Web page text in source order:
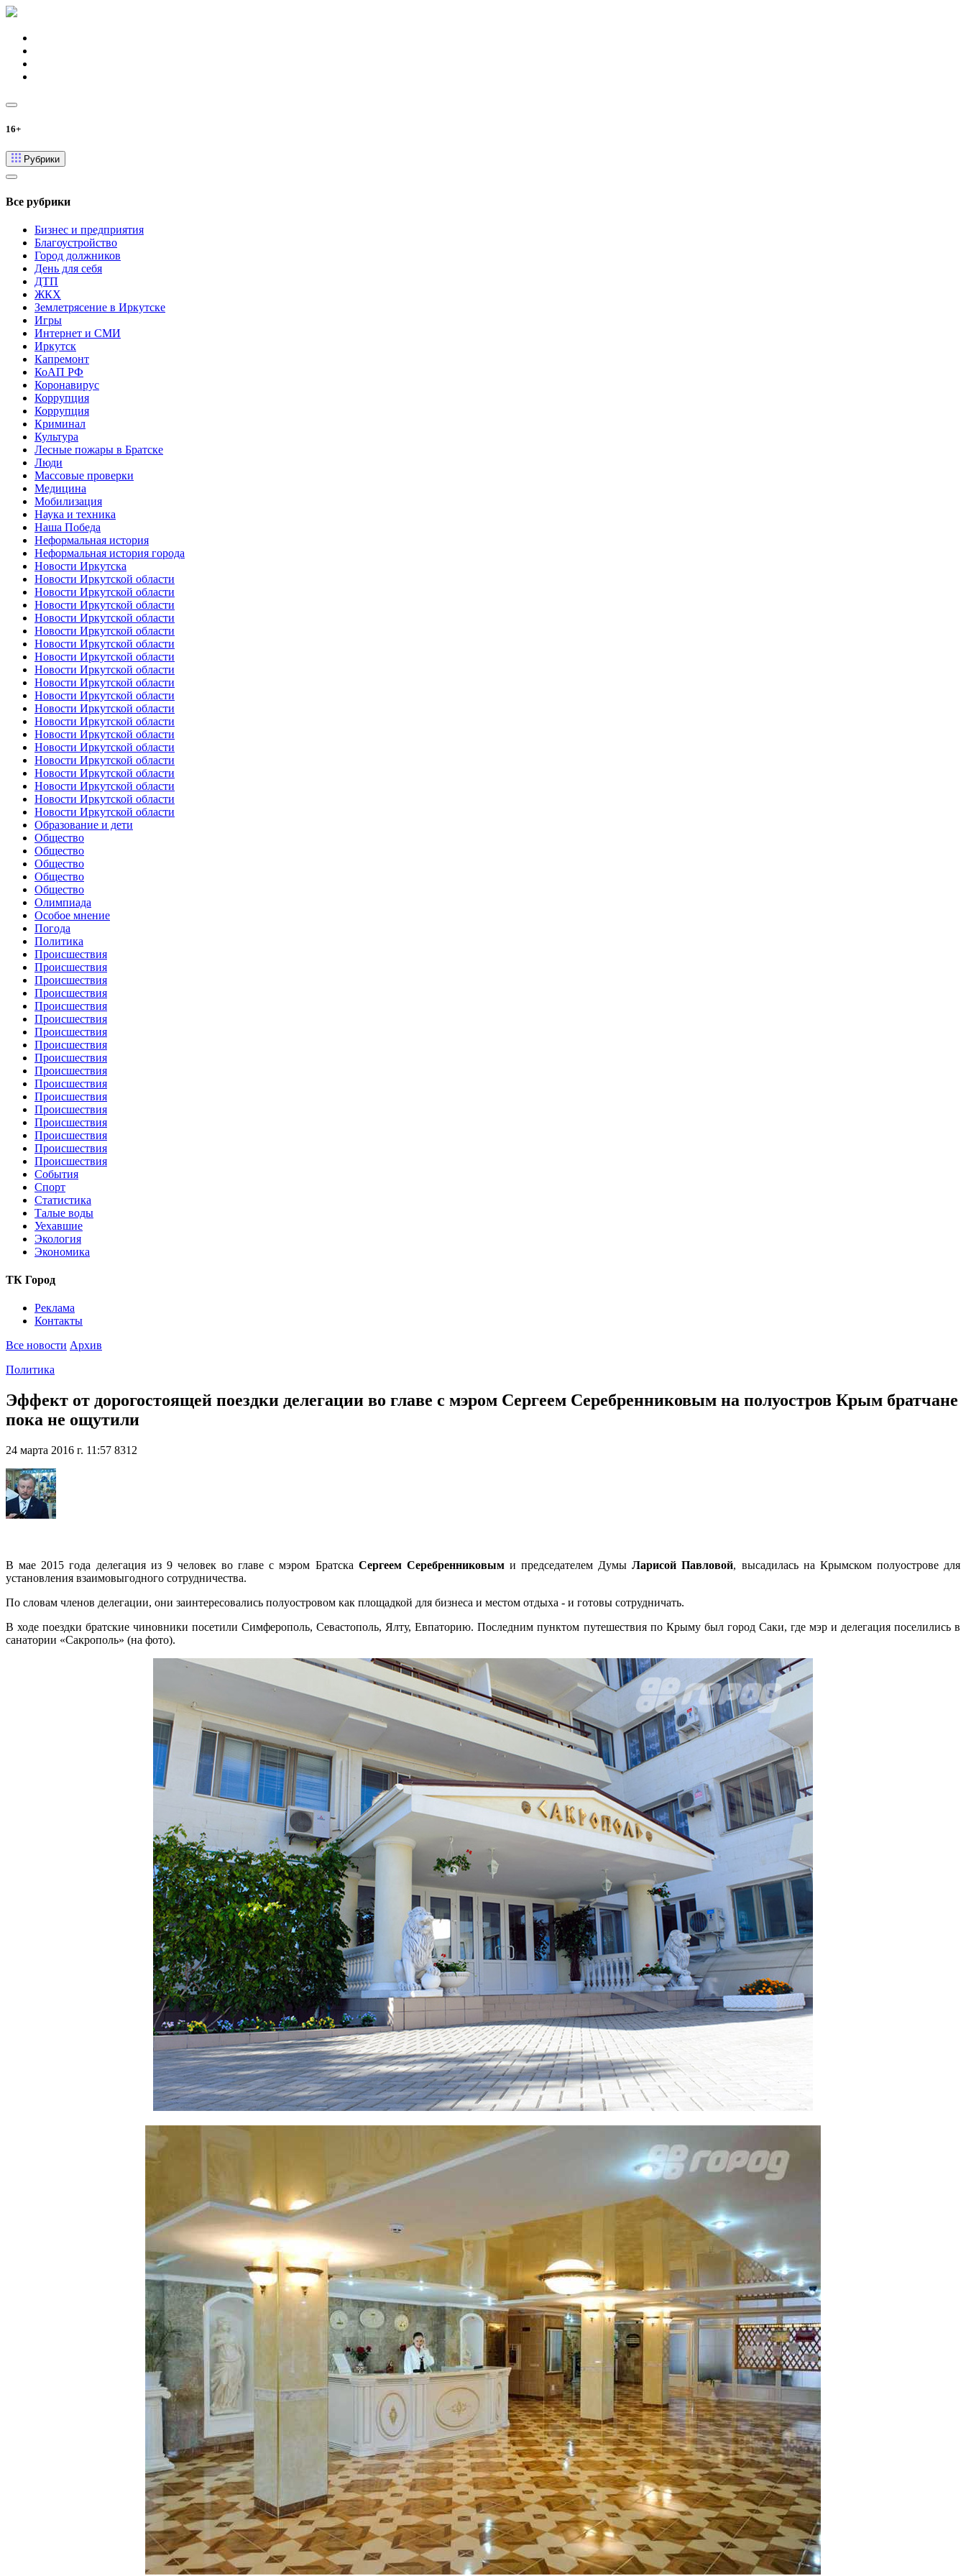
16+
Рубрики
Все рубрики
Бизнес и предприятия
Благоустройство
Город должников
День для себя
ДТП
ЖКХ
Землетрясение в Иркутске
Игры
Интернет и СМИ
Иркутск
Капремонт
КоАП РФ
Коронавирус
Коррупция
Коррупция
Криминал
Культура
Лесные пожары в Братске
Люди
Массовые проверки
Медицина
Мобилизация
Наука и техника
Наша Победа
Неформальная история
Неформальная история города
Новости Иркутска
Новости Иркутской области
Новости Иркутской области
Новости Иркутской области
Новости Иркутской области
Новости Иркутской области
Новости Иркутской области
Новости Иркутской области
Новости Иркутской области
Новости Иркутской области
Новости Иркутской области
Новости Иркутской области
Новости Иркутской области
Новости Иркутской области
Новости Иркутской области
Новости Иркутской области
Новости Иркутской области
Новости Иркутской области
Новости Иркутской области
Новости Иркутской области
Образование и дети
Общество
Общество
Общество
Общество
Общество
Олимпиада
Особое мнение
Погода
Политика
Происшествия
Происшествия
Происшествия
Происшествия
Происшествия
Происшествия
Происшествия
Происшествия
Происшествия
Происшествия
Происшествия
Происшествия
Происшествия
Происшествия
Происшествия
Происшествия
Происшествия
События
Спорт
Статистика
Талые воды
Уехавшие
Экология
Экономика
ТК Город
Реклама
Контакты
Все новости Архив
Политика
Эффект от дорогостоящей поездки делегации во главе с мэром Сергеем Серебренниковым на полуостров Крым братчане
пока не ощутили
24 марта 2016 г. 11:57 8312
В мае 2015 года делегация из 9 человек во главе с мэром Братска Сергеем Серебренниковыми председателем ДумыЛарисой Павловой, высадилась на Крымском полуострове для
установления взаимовыгодного сотрудничества.
По словам членов делегации, они заинтересовались полуостровом как площадкой для бизнеса и местом отдыха - и готовы сотрудничать.
В ходе поездки братские чиновники посетили Симферополь, Севастополь, Ялту, Евпаторию. Последним пунктом путешествия по Крыму был город Саки, где мэр и делегация поселились в
санатории «Сакрополь» (на фото).